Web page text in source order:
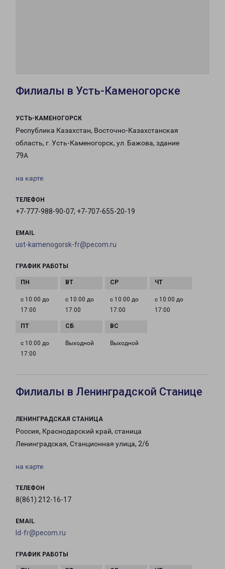
Филиалы в Усть-Каменогорске
УСТЬ-КАМЕНОГОРСК
Республика Казахстан, Восточно-Казахстанская
область, г. Усть-Каменогорск, ул. Бажова, здание
79А
на карте
ТЕЛЕФОН
+7-777-988-90-07; +7-707-655-20-19
EMAIL
ust-kamenogorsk-fr@pecom.ru
ГРАФИК РАБОТЫ
с 10:00 до
17:00
с 10:00 до
17:00
с 10:00 до
17:00
с 10:00 до
17:00
с 10:00 до
17:00
Выходной Выходной
Филиалы в Ленинградской Станице
ЛЕНИНГРАДСКАЯ СТАНИЦА
Россия, Краснодарский край, станица
Ленинградская, Станционная улица, 2/6
на карте
ТЕЛЕФОН
8(861) 212-16-17
EMAIL
ld-fr@pecom.ru
ГРАФИК РАБОТЫ